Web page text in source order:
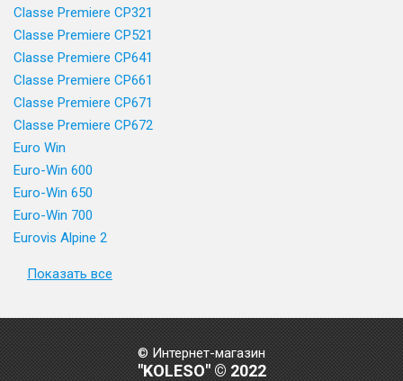
Classe Premiere CP321
Classe Premiere CP521
Classe Premiere CP641
Classe Premiere CP661
Classe Premiere CP671
Classe Premiere CP672
Euro Win
Euro-Win 600
Euro-Win 650
Euro-Win 700
Eurovis Alpine 2
Показать все
© Интернет-магазин
"KOLESO" © 2022